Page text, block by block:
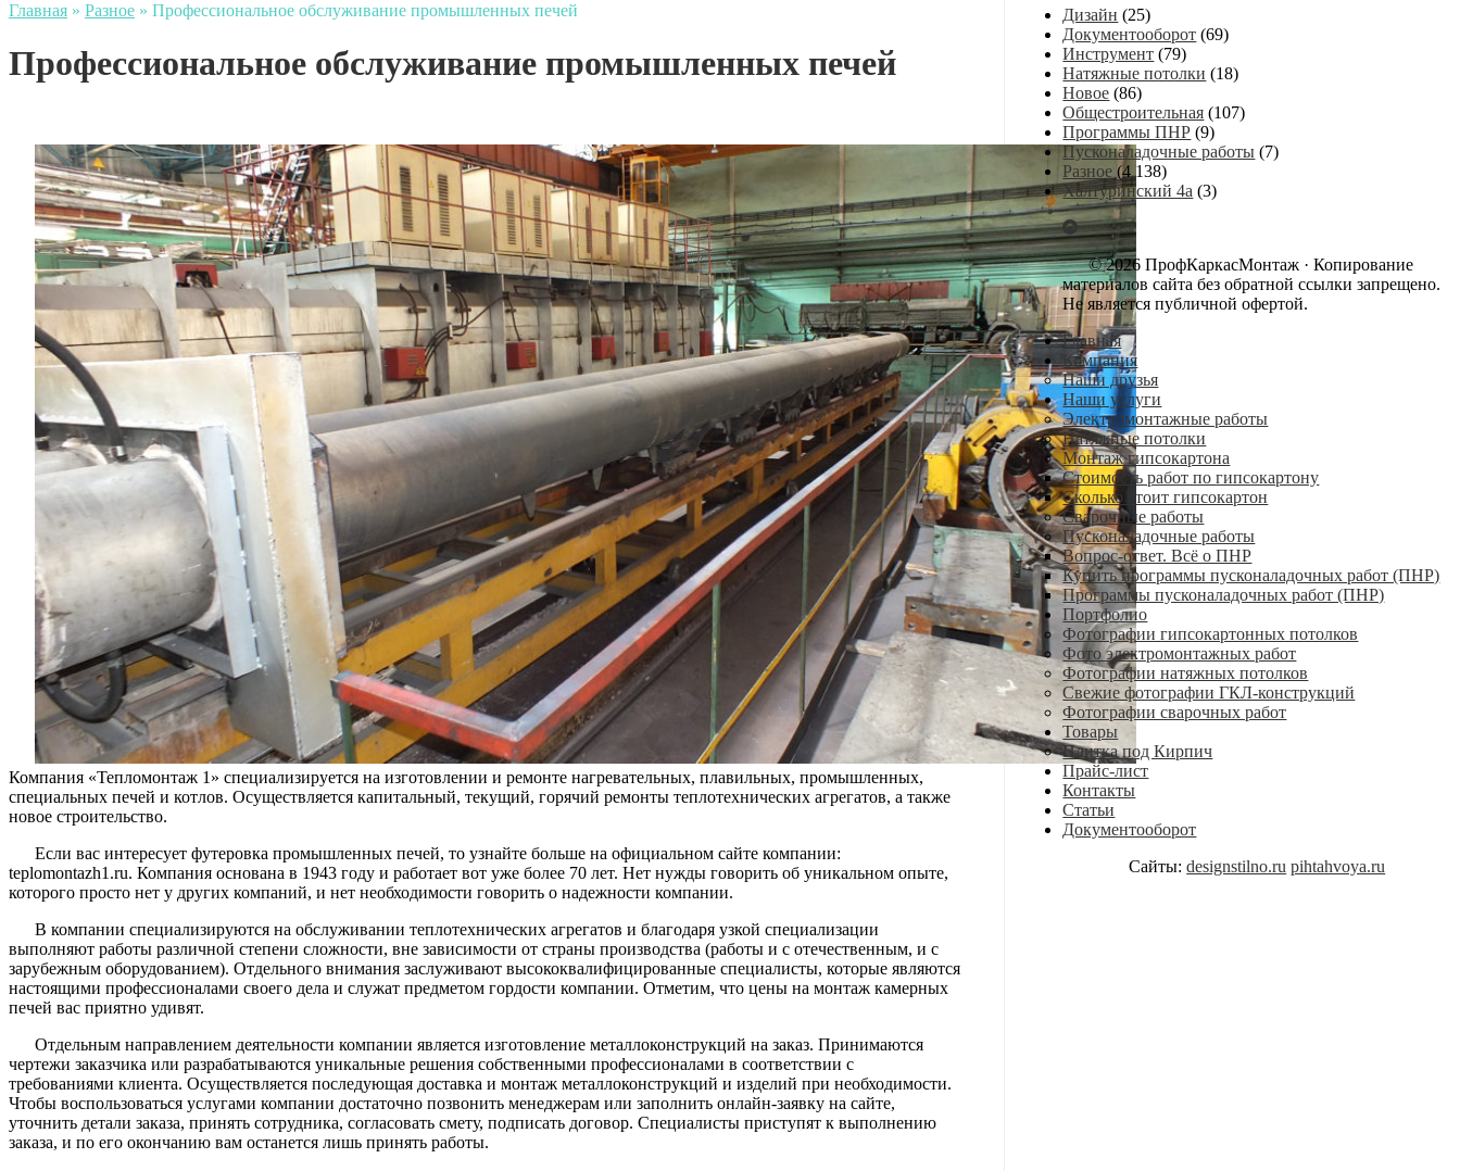
Главная » Разное » Профессиональное обслуживание промышленных печей
Профессиональное обслуживание промышленных печей
Компания «Тепломонтаж 1» специализируется на изготовлении и ремонте нагревательных, плавильных, промышленных,
специальных печей и котлов. Осуществляется капитальный, текущий, горячий ремонты теплотехнических агрегатов, а также
новое строительство.
Если вас интересует футеровка промышленных печей, то узнайте больше на официальном сайте компании:
teplomontazh1.ru. Компания основана в 1943 году и работает вот уже более 70 лет. Нет нужды говорить об уникальном опыте,
которого просто нет у других компаний, и нет необходимости говорить о надежности компании.
В компании специализируются на обслуживании теплотехнических агрегатов и благодаря узкой специализации
выполняют работы различной степени сложности, вне зависимости от страны производства (работы и с отечественным, и с
зарубежным оборудованием). Отдельного внимания заслуживают высококвалифицированные специалисты, которые являются
настоящими профессионалами своего дела и служат предметом гордости компании. Отметим, что цены на монтаж камерных
печей вас приятно удивят.
Отдельным направлением деятельности компании является изготовление металлоконструкций на заказ. Принимаются
чертежи заказчика или разрабатываются уникальные решения собственными профессионалами в соответствии с
требованиями клиента. Осуществляется последующая доставка и монтаж металлоконструкций и изделий при необходимости.
Чтобы воспользоваться услугами компании достаточно позвонить менеджерам или заполнить онлайн-заявку на сайте,
уточнить детали заказа, принять сотрудника, согласовать смету, подписать договор. Специалисты приступят к выполнению
заказа, и по его окончанию вам останется лишь принять работы.
Дизайн (25)
Документооборот (69)
Инструмент (79)
Натяжные потолки (18)
Новое (86)
Общестроительная (107)
Программы ПНР (9)
Пусконаладочные работы (7)
Разное (4 138)
Халтуринский 4а (3)
© 2026 ПрофКаркасМонтаж · Копирование
материалов сайта без обратной ссылки запрещено.
Не является публичной офертой.
Главная
Компания
Наши друзья
Наши услуги
Электромонтажные работы
Натяжные потолки
Монтаж гипсокартона
Стоимость работ по гипсокартону
Сколько стоит гипсокартон
Сварочные работы
Пусконаладочные работы
Вопрос-ответ. Всё о ПНР
Купить программы пусконаладочных работ (ПНР)
Программы пусконаладочных работ (ПНР)
Портфолио
Фотографии гипсокартонных потолков
Фото электромонтажных работ
Фотографии натяжных потолков
Свежие фотографии ГКЛ-конструкций
Фотографии сварочных работ
Товары
Плитка под Кирпич
Прайс-лист
Контакты
Статьи
Документооборот
Сайты:designstilno.ru pihtahvoya.ru